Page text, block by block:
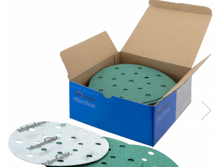
Sisteme si pahare PPS
Pahare de amestec